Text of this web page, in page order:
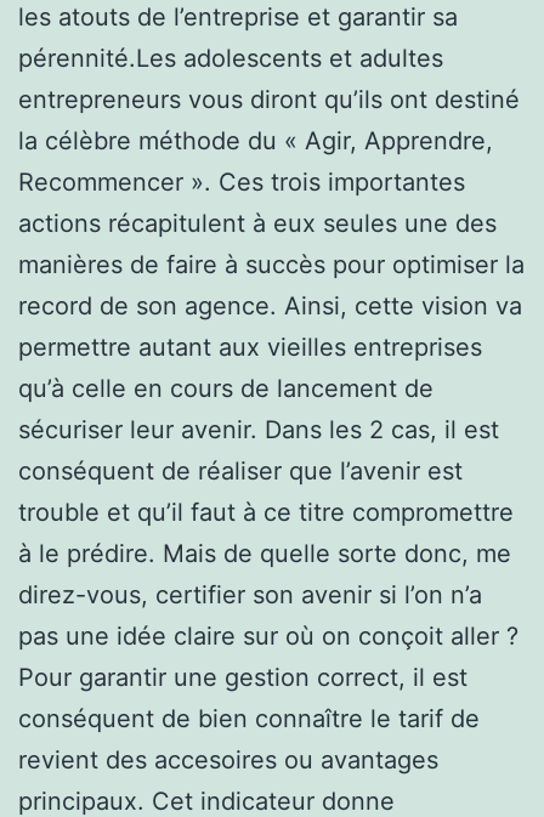
les atouts de l’entreprise et garantir sa
pérennité.Les adolescents et adultes
entrepreneurs vous diront qu’ils ont destiné
la célèbre méthode du « Agir, Apprendre,
Recommencer ». Ces trois importantes
actions récapitulent à eux seules une des
manières de faire à succès pour optimiser la
record de son agence. Ainsi, cette vision va
permettre autant aux vieilles entreprises
qu’à celle en cours de lancement de
sécuriser leur avenir. Dans les 2 cas, il est
conséquent de réaliser que l’avenir est
trouble et qu’il faut à ce titre compromettre
à le prédire. Mais de quelle sorte donc, me
direz-vous, certifier son avenir si l’on n’a
pas une idée claire sur où on conçoit aller ?
Pour garantir une gestion correct, il est
conséquent de bien connaître le tarif de
revient des accesoires ou avantages
principaux. Cet indicateur donne